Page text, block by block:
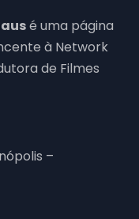
é uma página
à Network
de Filmes
–